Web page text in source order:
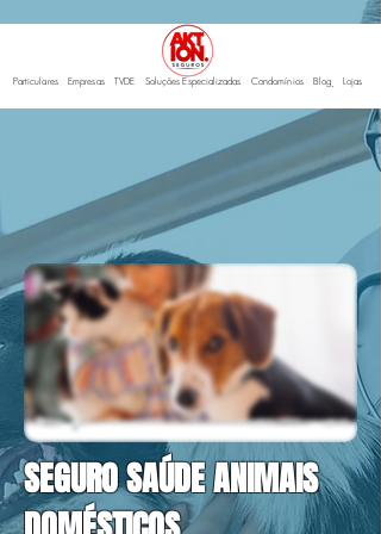
Particulares Empresas TVDE Soluções Especializadas Condomínios Blog Lojas
SEGURO SAÚDE ANIMAIS